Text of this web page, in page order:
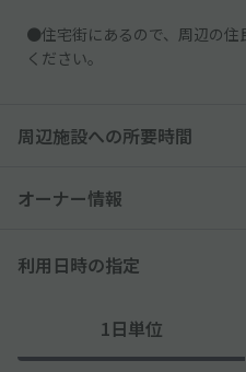
●住宅街にあるので、周辺の住
ください。
周辺施設への所要時間
オーナー情報
利用日時の指定
1日単位